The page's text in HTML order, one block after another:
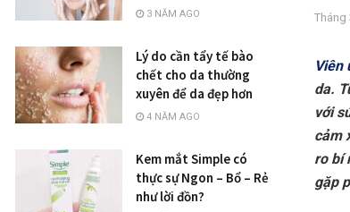
Tháng
Viên
da.
với
cảm
ro bí
gặp
3 NĂM AGO
Lý do cần tẩy tế bào
chết cho da thường
xuyên để da đẹp hơn
4 NĂM AGO
Kem mắt Simple có
thực sự Ngon – Bổ – Rẻ
như lời đồn?